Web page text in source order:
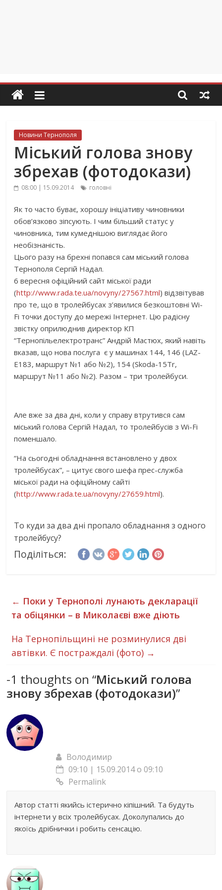
Новини Тернополя
Міський голова знову
збрехав (фотодокази)
08:00 | 15.09.2014 головні
Як то часто буває, хорошу ініціативу чиновники
обов’язково зіпсують. І чим більший статус у
чиновника, тим кумеднішою виглядає його
необізнаність.
Цього разу на брехні попався сам міський голова
Тернополя Сергій Надал.
6 вересня офіційний сайт міської ради
(http://www.rada.te.ua/novyny/27567.html) відзвітував
про те, що в тролейбусах з’явилися безкоштовні Wi-
Fi точки доступу до мережі Інтернет. Цю радісну
звістку оприлюднив директор КП
“Тернопільелектротранс” Андрій Мастюх, який навіть
вказав, що нова послуга є у машинах 144, 146 (LAZ-
Е183, маршрут №1 або №2), 154 (Skoda-15Tr,
маршрут №11 або №2). Разом – три тролейбуси.
Але вже за два дні, коли у справу втрутився сам
міський голова Сергій Надал, то тролейбусів з Wi-Fi
поменшало.
“На сьогодні обладнання встановлено у двох
тролейбусах”, – цитує свого шефа прес-служба
міської ради на офіційному сайті
(http://www.rada.te.ua/novyny/27659.html).
То куди за два дні пропало обладнання з одного
тролейбусу?
Поділіться:
← Поки у Тернополі лунають декларації
та обіцянки – в Миколаєві вже діють
На Тернопільщині не розминулися дві
автівки. Є постраждалі (фото) →
-1 thoughts on “Міський голова
знову збрехав (фотодокази)”
Володимир
09:10 | 15.09.2014 о 09:10
Permalink
Автор статті якийсь істерично кіпішний. Та будуть
інтернети у всіх тролейбусах. Доколупались до
якоїсь дрібнички і робить сенсацію.